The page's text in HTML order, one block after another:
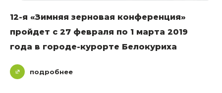
12-я «Зимняя зерновая конференция»
пройдет с 27 февраля по 1 марта 2019
года в городе-курорте Белокуриха
подробнее